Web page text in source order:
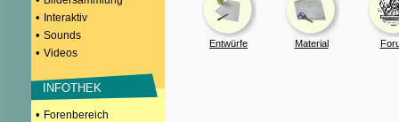
• Interaktiv
• Sounds
• Videos
INFOTHEK
• Forenbereich
Entwürfe Material